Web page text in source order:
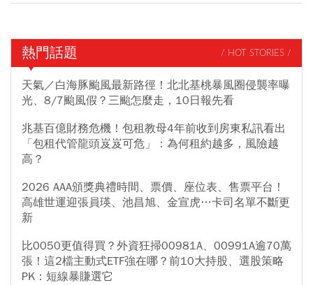
熱門話題 / HOT STORIES /
天氣／白海豚颱風最新路徑！北北基桃暴風圈侵襲率曝
光、8/7颱風假？三颱怎麼走，10日報先看
兆基百億財務危機！包租教母4年前收到房東私訊看出
「包租代管龍頭岌岌可危」：為何租約越多，風險越
高？
2026 AAA頒獎典禮時間、票價、座位表、售票平台！
高雄世運迎張員瑛、池昌旭、金宣虎…卡司名單不斷更
新
比0050更值得買？外資狂掃00981A、00991A逾70萬
張！這2檔主動式ETF強在哪？前10大持股、選股策略
PK：短線暴賺選它